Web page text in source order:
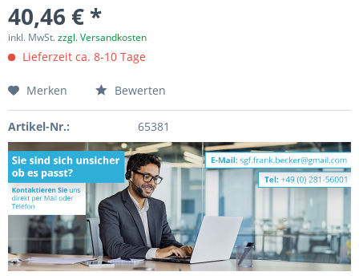
40,46 € *
inkl. MwSt.zzgl. Versandkosten
Lieferzeit ca. 8-10 Tage
Merken Bewerten
Artikel-Nr.: 65381